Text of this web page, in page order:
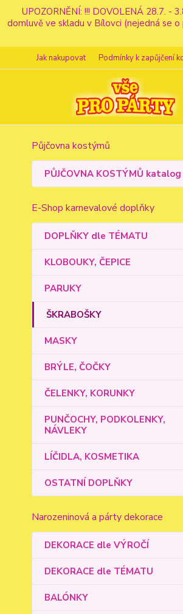
UPOZORNĚNÍ: !!! DOVOLENÁ 28.7. -
domluvě ve skladu v Bílovci (nejedná se
Jak nakupovat Podmínky k zapůjčení
Půjčovna kostýmů
PŮJČOVNA KOSTÝMŮ katalog
E-Shop karnevalové doplňky
DOPLŇKY dle TÉMATU
KLOBOUKY, ČEPICE
PARUKY
ŠKRABOŠKY
MASKY
BRÝLE, ČOČKY
ČELENKY, KORUNKY
PUNČOCHY, PODKOLENKY,
NÁVLEKY
LÍČIDLA, KOSMETIKA
OSTATNÍ DOPLŇKY
Narozeninová a párty dekorace
DEKORACE dle VÝROČÍ
DEKORACE dle TÉMATU
BALÓNKY